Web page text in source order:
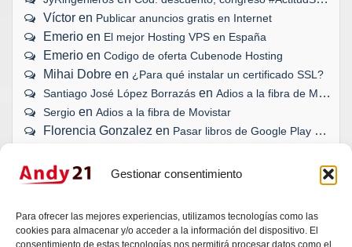
Gestionar consentimiento
Para ofrecer las mejores experiencias, utilizamos tecnologías como las
cookies para almacenar y/o acceder a la información del dispositivo. El
consentimiento de estas tecnologías nos permitirá procesar datos como el
Víctor en Publicar anuncios gratis en Internet
Emerio en El mejor Hosting VPS en España
Emerio en Codigo de oferta Cubenode Hosting
Mihai Dobre en ¿Para qué instalar un certificado SSL?
Santiago José López Borrazás en Adios a la fibra de Movistar
Sergio en Adios a la fibra de Movistar
Florencia Gonzalez en Pasar libros de Google Play a eBook
SE HAN QUEDADO ATRÁS?